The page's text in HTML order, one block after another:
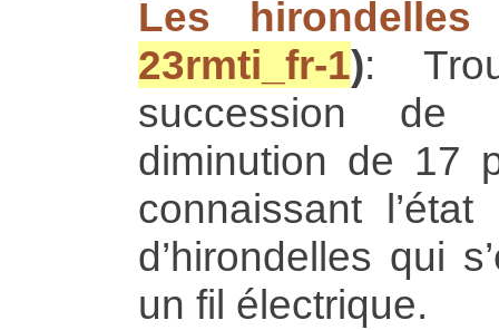
Les hirondelles
23rmti_fr-1):
succession de
diminution de 17
connaissant
d’hirondelles qui
un fil électrique.